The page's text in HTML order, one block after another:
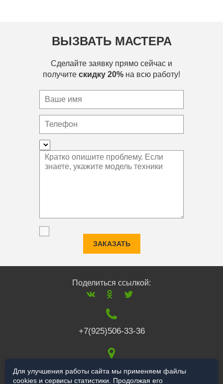
ВЫЗВАТЬ МАСТЕРА
Сделайте заявку прямо сейчас и
получите скидку 20% на всю работу!
ЗАКАЗАТЬ
Поделиться ссылкой:
+7(925)506-33-36
117519,г. Москва,
Для улучшения работы сайта мы применяем файлы
cookies и сервисы статистики. Продолжая его